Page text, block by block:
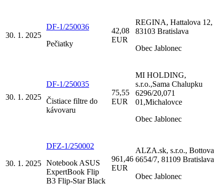
30. 1. 2025
DF-1/250036
Pečiatky
42,08
EUR
REGINA, Hattalova 12,
83103 Bratislava
Obec Jablonec
30. 1. 2025
DF-1/250035
Čistiace filtre do
kávovaru
75,55
EUR
MI HOLDING,
s.r.o.,Sama Chalupku
6296/20,071
01,Michalovce
Obec Jablonec
30. 1. 2025
DFZ-1/250002
Notebook ASUS
ExpertBook Flip
B3 Flip-Star Black
961,46
EUR
ALZA.sk, s.r.o., Bottova
6654/7, 81109 Bratislava
Obec Jablonec